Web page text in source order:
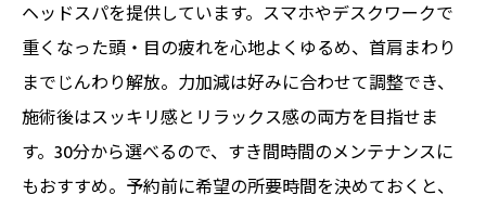
ヘッドスパを提供しています。スマホやデスクワークで
重くなった頭・目の疲れを心地よくゆるめ、首肩まわり
までじんわり解放。力加減は好みに合わせて調整でき、
施術後はスッキリ感とリラックス感の両方を目指せま
す。30分から選べるので、すき間時間のメンテナンスに
もおすすめ。予約前に希望の所要時間を決めておくと、